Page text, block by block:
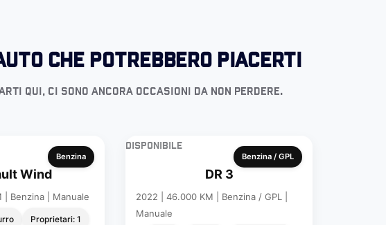
che potrebbero piacerti
qui, ci sono ancora occasioni da non perdere.
Benzina
Wind
| Benzina | Manuale
Proprietari: 1
Benzina / GPL
Disponibile
DR 3
2022 | 46.000 KM | Benzina / GPL |
Manuale